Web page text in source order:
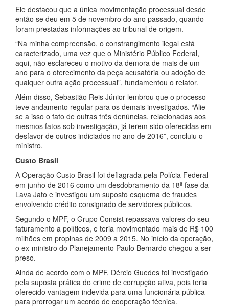
Ele destacou que a única movimentação processual desde
então se deu em 5 de novembro do ano passado, quando
foram prestadas informações ao tribunal de origem.
“Na minha compreensão, o constrangimento ilegal está
caracterizado, uma vez que o Ministério Público Federal,
aqui, não esclareceu o motivo da demora de mais de um
ano para o oferecimento da peça acusatória ou adoção de
qualquer outra ação processual”, fundamentou o relator.
Além disso, Sebastião Reis Júnior lembrou que o processo
teve andamento regular para os demais investigados. “Alie-
se a isso o fato de outras três denúncias, relacionadas aos
mesmos fatos sob investigação, já terem sido oferecidas em
desfavor de outros indiciados no ano de 2016”, concluiu o
ministro.
Custo Brasil
A Operação Custo Brasil foi deflagrada pela Polícia Federal
em junho de 2016 como um desdobramento da 18ª fase da
Lava Jato e investigou um suposto esquema de fraudes
envolvendo crédito consignado de servidores públicos.
Segundo o MPF, o Grupo Consist repassava valores do seu
faturamento a políticos, e teria movimentado mais de R$ 100
milhões em propinas de 2009 a 2015. No início da operação,
o ex-ministro do Planejamento Paulo Bernardo chegou a ser
preso.
Ainda de acordo com o MPF, Dércio Guedes foi investigado
pela suposta prática do crime de corrupção ativa, pois teria
oferecido vantagem indevida para uma funcionária pública
para prorrogar um acordo de cooperação técnica.